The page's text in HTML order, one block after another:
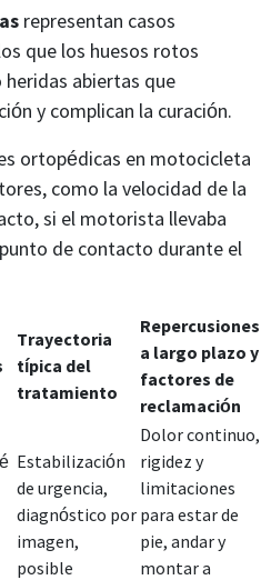
representan casos
que los huesos rotos
heridas abiertas que
y complican la curación.
ortopédicas en motocicleta
como la velocidad de la
si el motorista llevaba
de contacto durante el
Trayectoria
típica del
tratamiento
Repercusiones
a largo plazo y
factores de
reclamación
Estabilización
de urgencia,
diagnóstico por
imagen,
posible
Dolor continuo,
rigidez y
limitaciones
para estar de
pie, andar y
montar a